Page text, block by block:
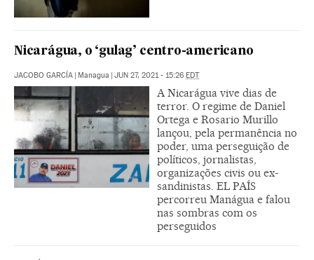
Nicarágua, o ‘gulag’ centro-americano
JACOBO GARCÍA Managua JUN 27, 2021 - 15:26 EDT
A Nicarágua vive dias de
terror. O regime de Daniel
Ortega e Rosario Murillo
lançou, pela permanência no
poder, uma perseguição de
políticos, jornalistas,
organizações civis ou ex-
sandinistas. EL PAÍS
percorreu Manágua e falou
nas sombras com os
perseguidos